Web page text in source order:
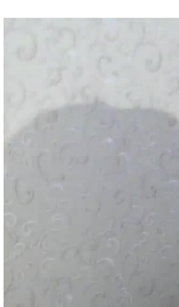
Предварительный